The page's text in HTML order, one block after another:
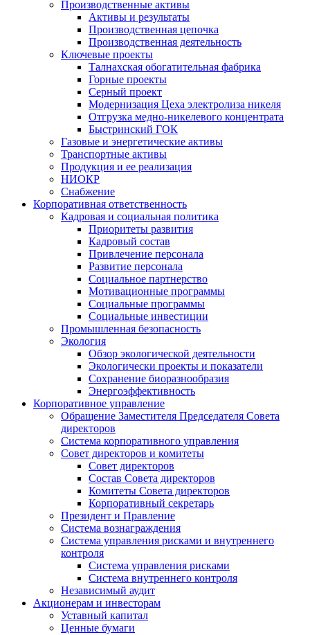
Производственные активы
Активы и результаты
Производственная цепочка
Производственная деятельность
Ключевые проекты
Талнахская обогатительная фабрика
Горные проекты
Серный проект
Модернизация Цеха электролиза никеля
Отгрузка медно-никелевого концентрата
Быстринский ГОК
Газовые и энергетические активы
Транспортные активы
Продукция и ее реализация
НИОКР
Снабжение
Корпоративная ответственность
Кадровая и социальная политика
Приоритеты развития
Кадровый состав
Привлечение персонала
Развитие персонала
Социальное партнерство
Мотивационные программы
Социальные программы
Социальные инвестиции
Промышленная безопасность
Экология
Обзор экологической деятельности
Экологически проекты и показатели
Сохранение биоразнообразия
Энергоэффективность
Корпоративное управление
Обращение Заместителя Председателя Совета
директоров
Система корпоративного управления
Совет директоров и комитеты
Совет директоров
Состав Совета директоров
Комитеты Совета директоров
Корпоративный секретарь
Президент и Правление
Система вознаграждения
Система управления рисками и внутреннего
контроля
Система управления рисками
Система внутреннего контроля
Независимый аудит
Акционерам и инвесторам
Уставный капитал
Ценные бумаги